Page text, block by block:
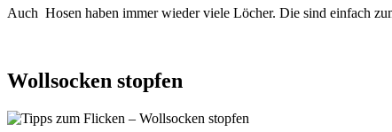
Auch Hosen haben immer wieder viele Löcher. Die sind einfach
Wollsocken stopfen